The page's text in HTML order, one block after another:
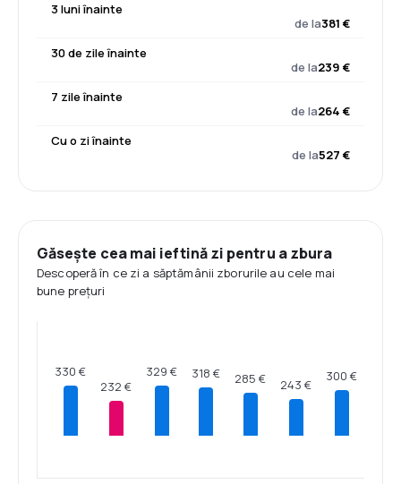
3 luni înainte
de la381 €
30 de zile înainte
de la239 €
7 zile înainte
de la264 €
Cu o zi înainte
de la527 €
Găsește cea mai ieftină zi pentru a zbura
Descoperă în ce zi a săptămânii zborurile au cele mai
bune prețuri
330 €
232 €
329 € 318 € 285 € 243 €
300 €